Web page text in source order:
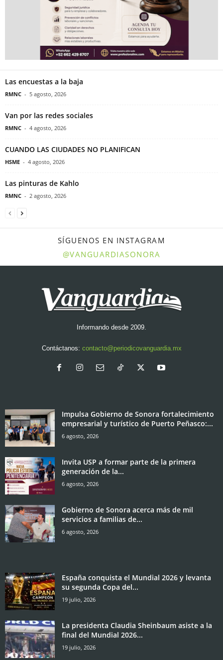
Las encuestas a la baja
RMNC - 5 agosto, 2026
Van por las redes sociales
RMNC - 4 agosto, 2026
CUANDO LAS CIUDADES NO PLANIFICAN
HSME - 4 agosto, 2026
Las pinturas de Kahlo
RMNC - 2 agosto, 2026
SÍGUENOS EN INSTAGRAM
@VANGUARDIASONORA
Informando desde 2009.
Contáctanos: contacto@periodicovanguardia.mx
Impulsa Gobierno de Sonora fortalecimiento
empresarial y turístico de Puerto Peñasco:...
6 agosto, 2026
Invita USP a formar parte de la primera
generación de la...
6 agosto, 2026
Gobierno de Sonora acerca más de mil
servicios a familias de...
6 agosto, 2026
España conquista el Mundial 2026 y levanta
su segunda Copa del...
19 julio, 2026
La presidenta Claudia Sheinbaum asiste a la
final del Mundial 2026...
19 julio, 2026